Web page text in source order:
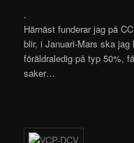
.
Härnäst funderar jag på
blir, i Januari-Mars ska
föräldraledig på typ 50%,
saker…